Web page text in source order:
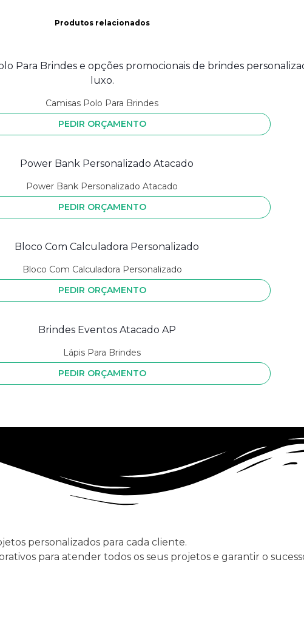
Produtos relacionados
Camisas Polo Para Brindes
PEDIR ORÇAMENTO
Power Bank Personalizado Atacado
PEDIR ORÇAMENTO
Bloco Com Calculadora Personalizado
PEDIR ORÇAMENTO
Lápis Para Brindes
PEDIR ORÇAMENTO
personalizados para cada cliente.
para atender todos os seus projetos e garantir o